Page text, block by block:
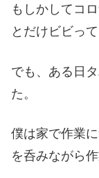
もしかしてコ
とだけビビっ
でも、ある日
た。
僕は家で作業
を呑みながら